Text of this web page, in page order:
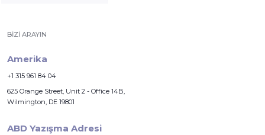
BIZI ARAYIN
Amerika
+1 315 961 84 04
625 Orange Street, Unit 2 - Office 14B,
Wilmington, DE 19801
ABD Yazışma Adresi